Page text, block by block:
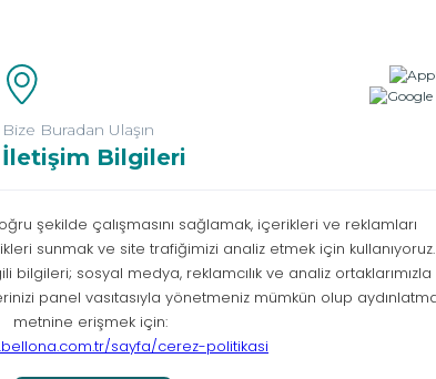
Bize Buradan Ulaşın
İletişim Bilgileri
Bilgi Toplumu Hizmetleri KVKK